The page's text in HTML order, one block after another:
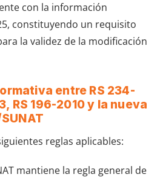
con la información
constituyendo un requisito
la validez de la modificación
entre RS 234-
RS 196-2010 y la nueva
reglas aplicables:
mantiene la regla general de